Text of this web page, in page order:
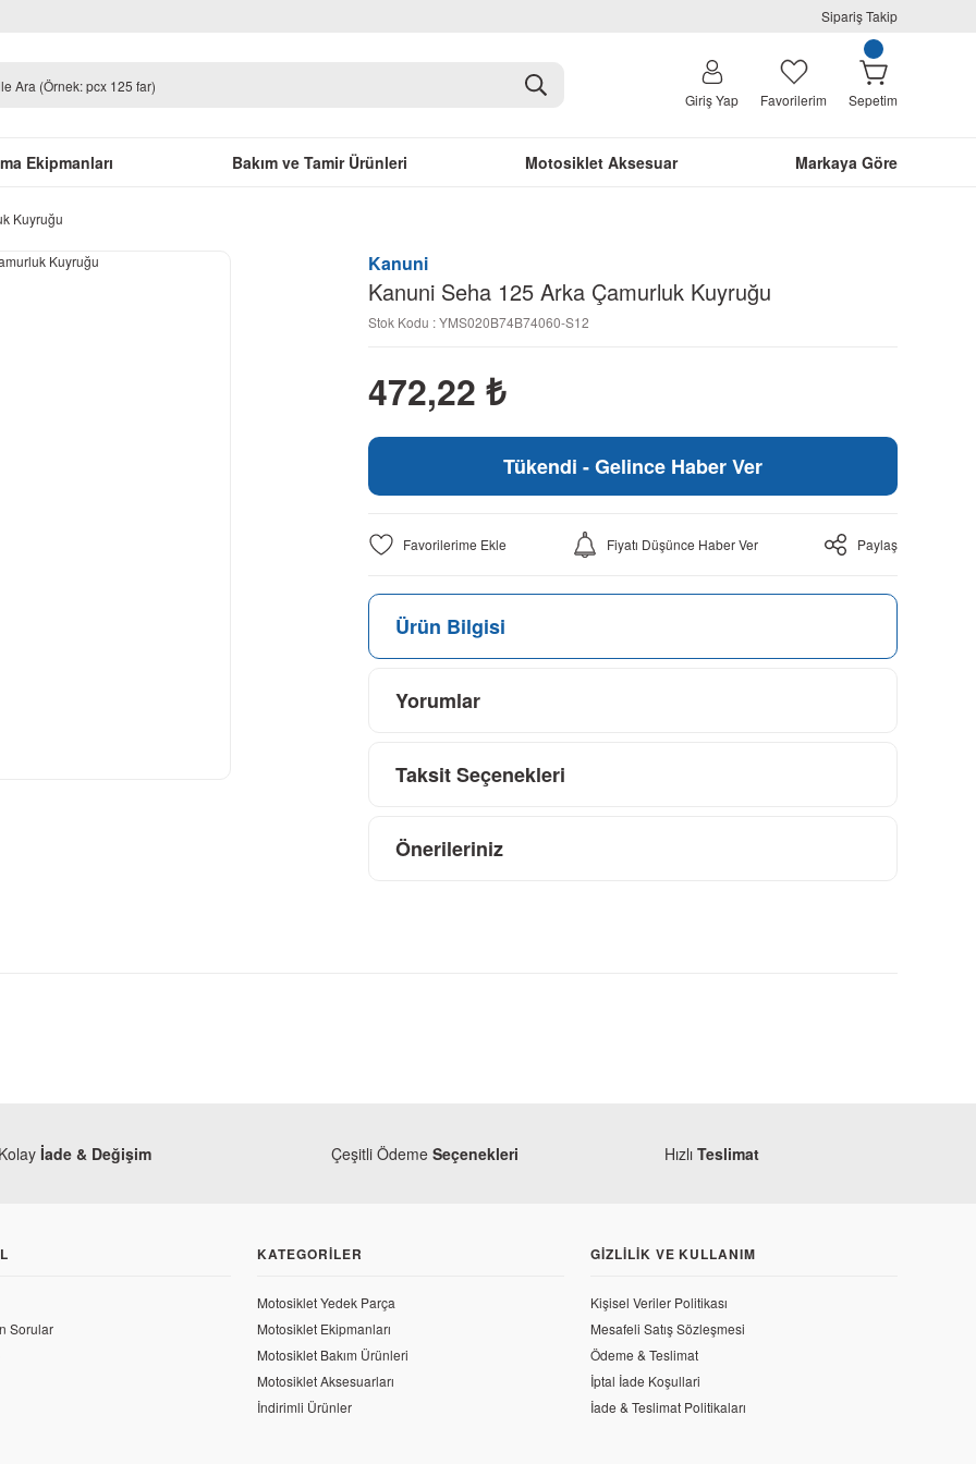
Sipariş Takip
Giriş Yap Favorilerim Sepetim
Ekipmanları Bakım ve Tamir Ürünleri Motosiklet Aksesuar Markaya Göre
Kuyruğu
Kanuni
Kanuni Seha 125 Arka Çamurluk Kuyruğu
Stok Kodu : YMS020B74B74060-S12
472,22 ₺
Tükendi - Gelince Haber Ver
Fiyatı Düşünce Haber Ver Paylaş
Ürün Bilgisi
Yorumlar
Taksit Seçenekleri
Önerileriniz
Seha 125 Torpido Kapağı Üst Kırmızı
Kanuni
Kanuni Seha 125 Torpido Kapağı Üst Mavi
Kolay İade & Değişim Çeşitli Ödeme Seçenekleri Hızlı Teslimat
Sorular
KATEGORILER
Motosiklet Yedek Parça
Motosiklet Ekipmanları
Motosiklet Bakım Ürünleri
Motosiklet Aksesuarları
İndirimli Ürünler
GIZLILIK VE KULLANIM
Kişisel Veriler Politikası
Mesafeli Satış Sözleşmesi
Ödeme & Teslimat
İptal İade Koşullari
İade & Teslimat Politikaları